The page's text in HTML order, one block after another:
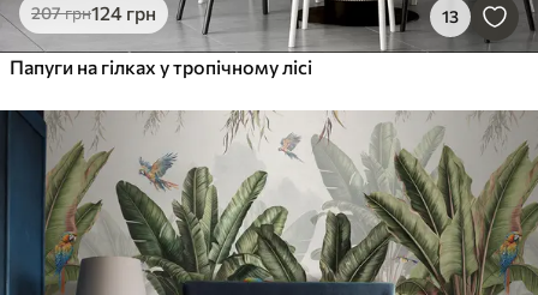
207грн124 грн 13
Папуги на гілках у тропічному лісі